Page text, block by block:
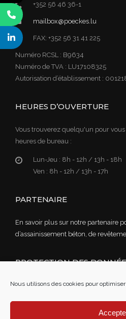
Nous utilisons des cookies pour
+352 56 46 36-1
mailbox@poeckes.lu
FAX: +352 56 31 41 225
Numéro RCSL : B9634
Numéro de TVA : LU17108325
Autorisation d’établissement :
HEURES D’OUVERTURE
Vous trouverez quelqu'un pour
heures de bureau :
Lun-Jeu : 8h - 12h / 13h - 18h
Ven : 8h - 12h / 13h - 17h
PARTENAIRE
En savoir plus sur notre partenaire
d’assainissement béton, de
PROTECTION DES
Lire notre politique de confidentialité
Mentions légales